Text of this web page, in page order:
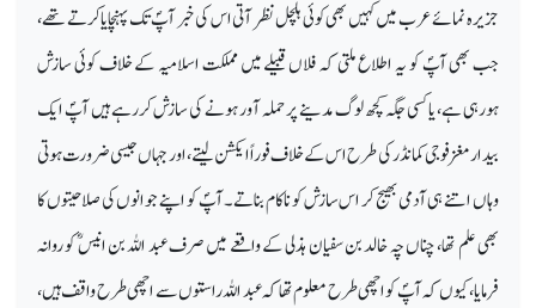
جزیرہ نمائے عرب میں کہیں بھی کوئی ہلچل نظر آتی اس کی خبر آپؐ تک پہنچایا کرتے تھے،
جب بھی آپؐ کو یہ اطلاع ملتی کہ فلاں قبیلے میں مملکت اسلامیہ کے خلاف کوئی سازش
ہورہی ہے، یا کسی جگہ کچھ لوگ مدینے پر حملہ آور ہونے کی سازش کررہے ہیں آپؐ ایک
بیدار مغز فوجی کمانڈر کی طرح اس کے خلاف فوراً ایکشن لیتے، اور جہاں جیسی ضرورت ہوتی
وہاں اتنے ہی آدمی بھیج کر اس سازش کو ناکام بناتے۔ آپؐ کو اپنے جوانوں کی صلاحیتوں کا
بھی علم تھا، چناں چہ خالد بن سفیان ہذلی کے واقعے میں صرف عبد اللہ بن انیسؓ کو روانہ
فرمایا، کیوں کہ آپؐ کو اچھی طرح معلوم تھا کہ عبد اللہ راستوں سے اچھی طرح واقف ہیں،